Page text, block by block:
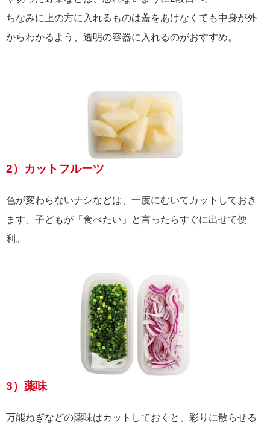
ちなみに上の方に入れるものは蓋をあけなくても中身が外
からわかるよう、透明の容器に入れるのがおすすめ。
2）カットフルーツ
色が変わらないナシなどは、一度にむいてカットしておき
ます。子どもが「食べたい」と言ったらすぐに出せて便
利。
3）薬味
万能ねぎなどの薬味はカットしておくと、彩りに散らせる